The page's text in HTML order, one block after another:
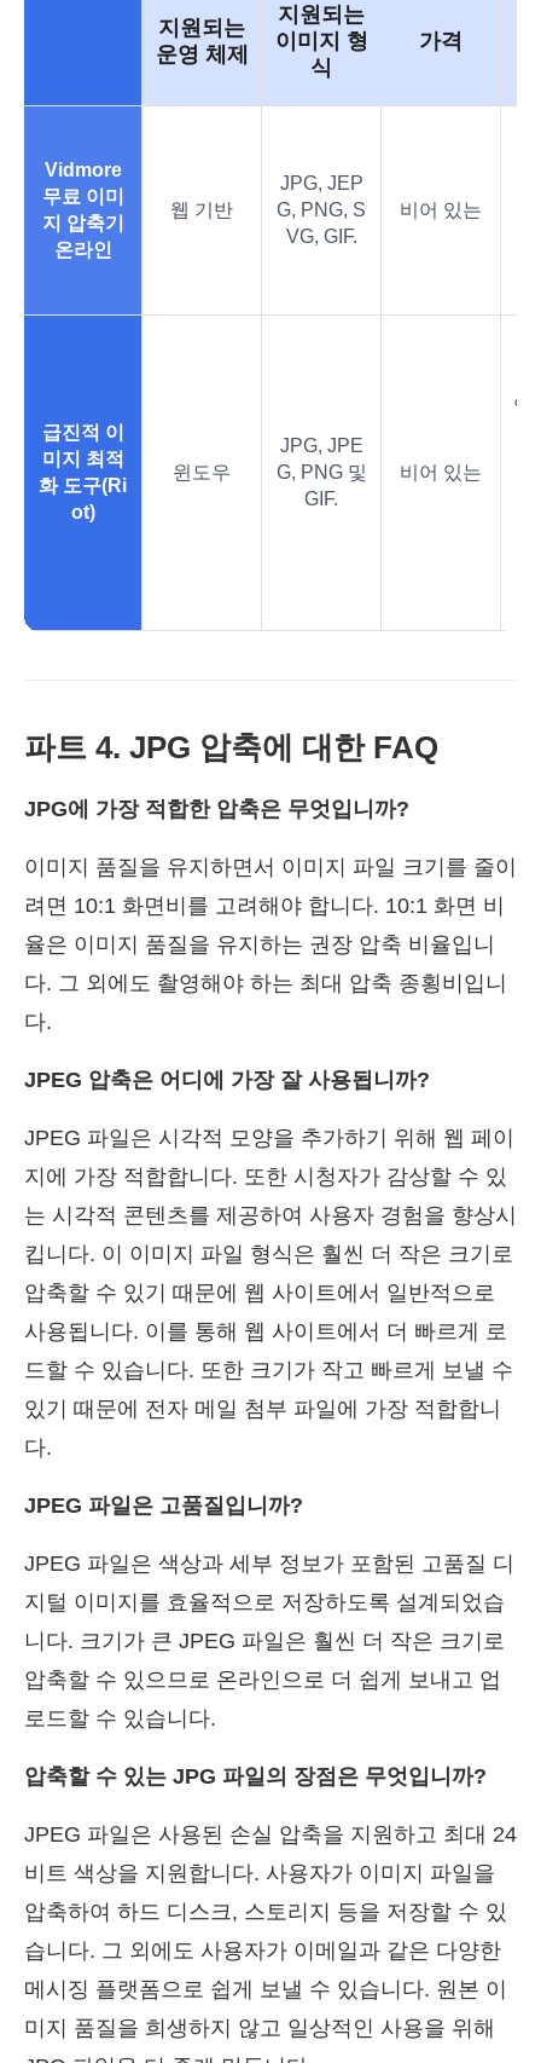
지원되는
운영 체제
지원되는
이미지 형
식
가격
Vidmore
무료 이미
지 압축기
온라인
웹 기반
JPG, JEP
G, PNG, S
VG, GIF.
비어 있는
급진적 이
미지 최적
화 도구(Ri
ot)
윈도우
JPG, JPE
G, PNG 및
GIF.
비어 있는
압
파트 4. JPG 압축에 대한 FAQ
JPG에 가장 적합한 압축은 무엇입니까?
이미지 품질을 유지하면서 이미지 파일 크기를 줄이
려면 10:1 화면비를 고려해야 합니다. 10:1 화면 비
율은 이미지 품질을 유지하는 권장 압축 비율입니
다. 그 외에도 촬영해야 하는 최대 압축 종횡비입니
다.
JPEG 압축은 어디에 가장 잘 사용됩니까?
JPEG 파일은 시각적 모양을 추가하기 위해 웹 페이
지에 가장 적합합니다. 또한 시청자가 감상할 수 있
는 시각적 콘텐츠를 제공하여 사용자 경험을 향상시
킵니다. 이 이미지 파일 형식은 훨씬 더 작은 크기로
압축할 수 있기 때문에 웹 사이트에서 일반적으로
사용됩니다. 이를 통해 웹 사이트에서 더 빠르게 로
드할 수 있습니다. 또한 크기가 작고 빠르게 보낼 수
있기 때문에 전자 메일 첨부 파일에 가장 적합합니
다.
JPEG 파일은 고품질입니까?
JPEG 파일은 색상과 세부 정보가 포함된 고품질 디
지털 이미지를 효율적으로 저장하도록 설계되었습
니다. 크기가 큰 JPEG 파일은 훨씬 더 작은 크기로
압축할 수 있으므로 온라인으로 더 쉽게 보내고 업
로드할 수 있습니다.
압축할 수 있는 JPG 파일의 장점은 무엇입니까?
JPEG 파일은 사용된 손실 압축을 지원하고 최대 24
비트 색상을 지원합니다. 사용자가 이미지 파일을
압축하여 하드 디스크, 스토리지 등을 저장할 수 있
습니다. 그 외에도 사용자가 이메일과 같은 다양한
메시징 플랫폼으로 쉽게 보낼 수 있습니다. 원본 이
미지 품질을 희생하지 않고 일상적인 사용을 위해